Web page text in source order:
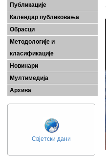
Публикације
Календар публиковања
Обрасци
Методологије и
класификације
Новинари
Мултимедија
Архива
Свјетски дани